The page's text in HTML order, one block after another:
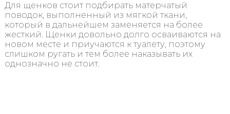
Для щенков стоит подбирать матерчатый
поводок, выполненный из мягкой ткани,
который в дальнейшем заменяется на более
жесткий. Щенки довольно долго осваиваются на
новом месте и приучаются к туалету, поэтому
слишком ругать и тем более наказывать их
однозначно не стоит.